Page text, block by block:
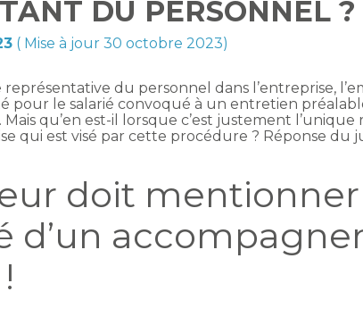
DU PERSONNEL ?
( Mise à jour 30 octobre 2023)
représentative du personnel dans l’entreprise,
pour le salarié convoqué à un entretien
qu’en est-il lorsque c’est justement
qui est visé par cette procédure ? Réponse du
doit
d’un